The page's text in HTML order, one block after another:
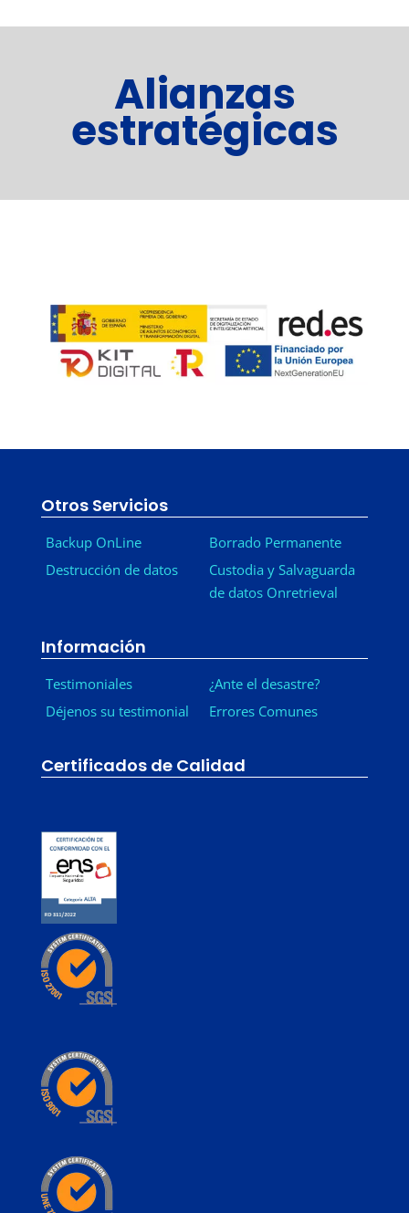
Alianzas
estratégicas
Otros Servicios
Backup OnLine
Destrucción de datos
Borrado Permanente
Custodia y Salvaguarda
de datos Onretrieval
Información
Testimoniales
Déjenos su testimonial
¿Ante el desastre?
Errores Comunes
Certificados de Calidad